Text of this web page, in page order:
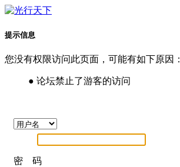
提示信息
您没有权限访问此页面，可能有如下原因：
● 论坛禁止了游客的访问
密 码